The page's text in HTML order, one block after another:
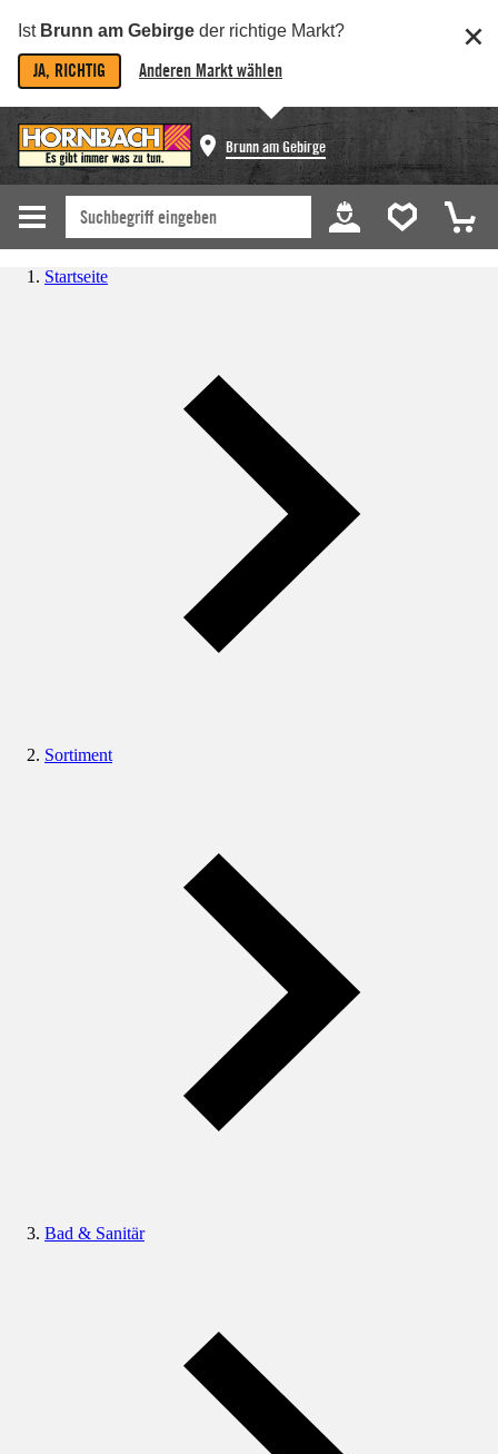
Ist Brunn am Gebirge der richtige Markt?
JA, RICHTIG Anderen Markt wählen
Brunn am Gebirge
Startseite
Sortiment
Bad & Sanitär